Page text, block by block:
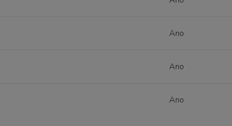
Ano
Ano
Ano